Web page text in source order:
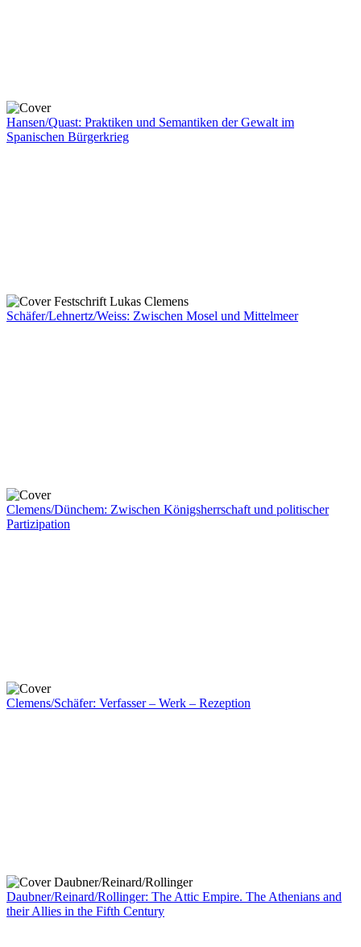
Hansen/Quast: Praktiken und Semantiken der Gewalt im
Spanischen Bürgerkrieg
Schäfer/Lehnertz/Weiss: Zwischen Mosel und Mittelmeer
Clemens/Dünchem: Zwischen Königsherrschaft und politischer
Partizipation
Clemens/Schäfer: Verfasser – Werk – Rezeption
Daubner/Reinard/Rollinger: The Attic Empire. The Athenians and
their Allies in the Fifth Century